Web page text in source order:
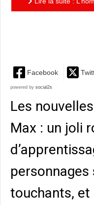
Facebook
powered by social2s
Les
Max : un joli
touchants, et